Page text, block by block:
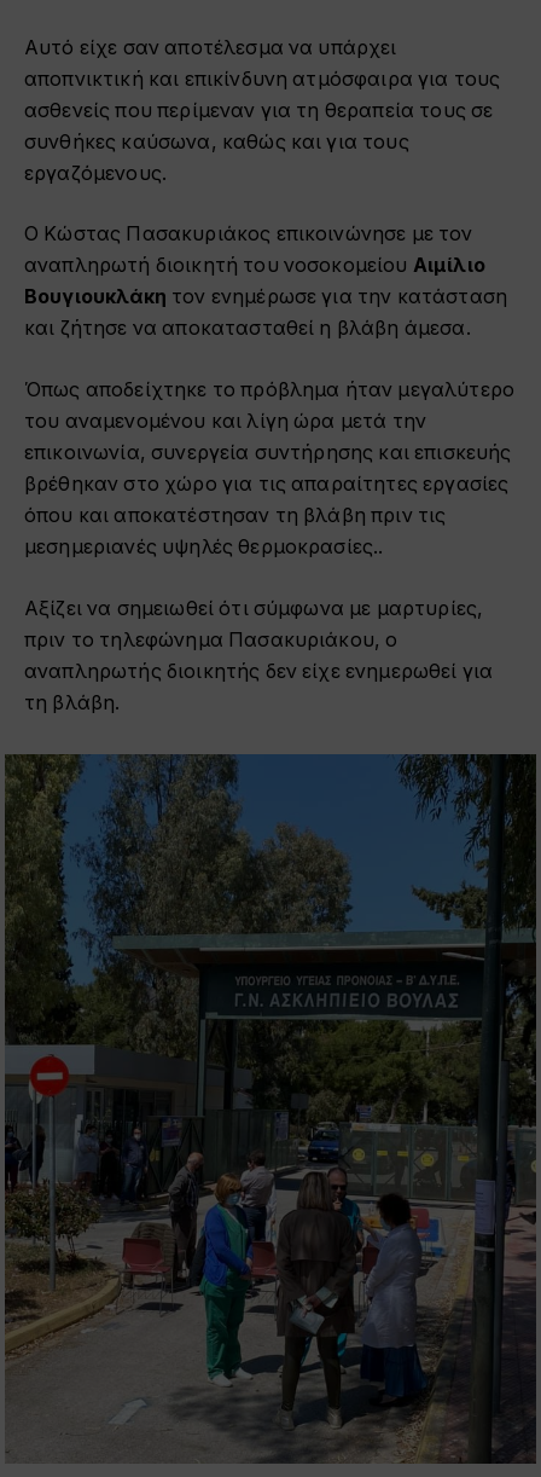
Αυτό είχε σαν αποτέλεσμα να υπάρχει
αποπνικτική και επικίνδυνη ατμόσφαιρα για τους
ασθενείς που περίμεναν για τη θεραπεία τους σε
συνθήκες καύσωνα, καθώς και για τους
εργαζόμενους.
Ο Κώστας Πασακυριάκος επικοινώνησε με τον
αναπληρωτή διοικητή του νοσοκομείου Αιμίλιο
Βουγιουκλάκη τον ενημέρωσε για την κατάσταση
και ζήτησε να αποκατασταθεί η βλάβη άμεσα.
Όπως αποδείχτηκε το πρόβλημα ήταν μεγαλύτερο
του αναμενομένου και λίγη ώρα μετά την
επικοινωνία, συνεργεία συντήρησης και επισκευής
βρέθηκαν στο χώρο για τις απαραίτητες εργασίες
όπου και αποκατέστησαν τη βλάβη πριν τις
μεσημεριανές υψηλές θερμοκρασίες..
Αξίζει να σημειωθεί ότι σύμφωνα με μαρτυρίες,
πριν το τηλεφώνημα Πασακυριάκου, ο
αναπληρωτής διοικητής δεν είχε ενημερωθεί για
τη βλάβη.